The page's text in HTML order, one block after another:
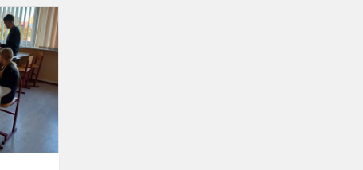
Lietuvos
muziejaus